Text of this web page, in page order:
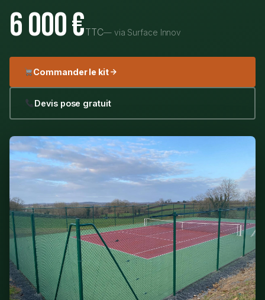
6 000 €TTC— via Surface Innov
Commander le kit
Devis pose gratuit